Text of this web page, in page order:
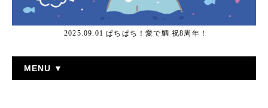
2025.09.01 ぱちぱち！愛で鯛 祝8周年！
MENU ▼